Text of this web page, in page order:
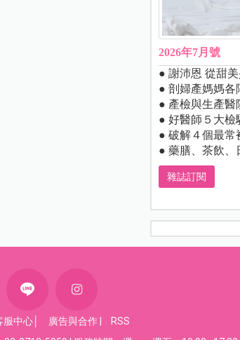
2026年7月號
● 謝沛恩 從甜
● 剖婦產媽媽各
● 產檢與生產醫
● 好醫師５大檢
● 破解４個最常
● 藥膳、茶飲、
雜誌訂閱
服中心 廣告與合作
RSS